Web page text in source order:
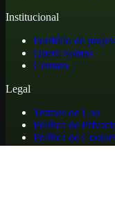
Institucional
Portfólio de
Quem Somos
Contato
Legal
Termos de Uso
Política de
Política de
Reembolso e